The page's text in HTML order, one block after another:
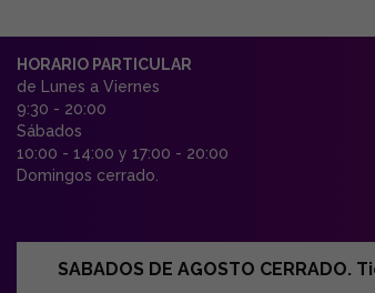
HORARIO PARTICULAR
de Lunes a Viernes
9:30 - 20:00
Sábados
10:00 - 14:00 y 17:00 - 20:00
Domingos cerrado.
SABADOS DE AGOSTO